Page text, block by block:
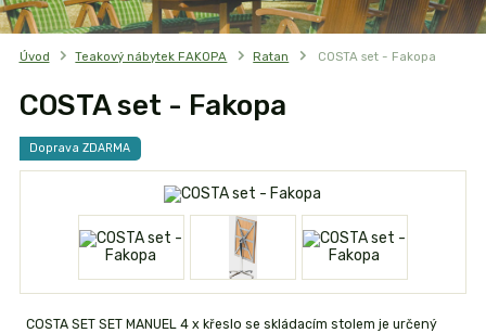
Úvod Teakový nábytek FAKOPA Ratan COSTA set - Fakopa
COSTA set - Fakopa
Doprava ZDARMA
COSTA SET SET MANUEL 4 x křeslo se skládacím stolem je určený